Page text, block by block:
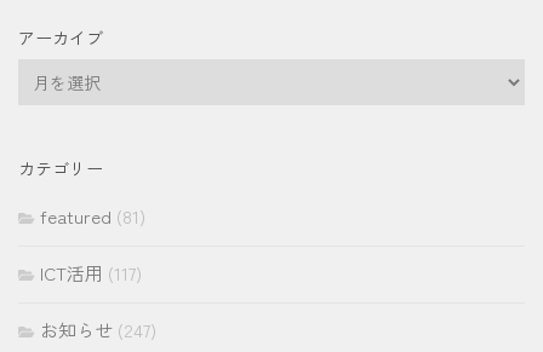
アーカイブ
イ
カテゴリー
featured (81)
ICT活用 (117)
お知らせ (247)